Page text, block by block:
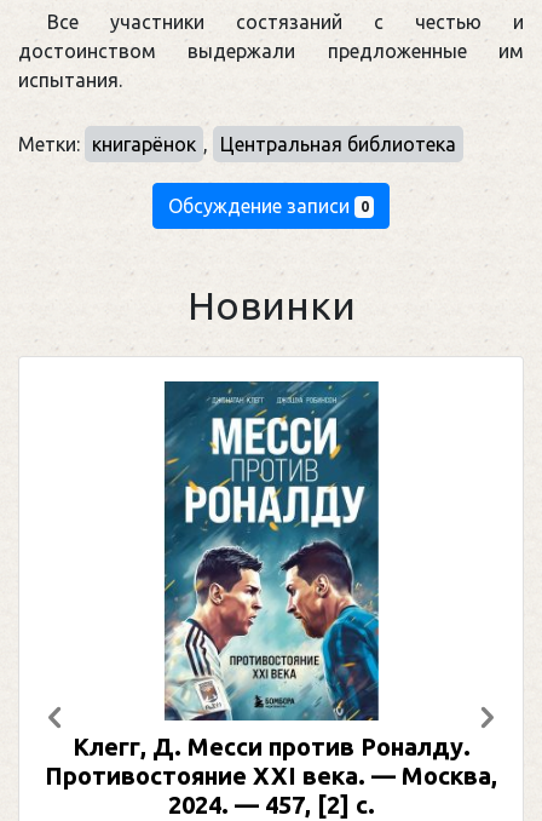
Все участники состязаний с честью и
достоинством выдержали предложенные им
испытания.
Метки: книгарёнок , Центральная библиотека
Обсуждение записи 0
Новинки
Д. Месси против Роналду.
XXI века. — Москва,
2024. — 457, [2] с.
Предыдущий